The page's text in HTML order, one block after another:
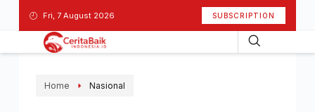
Fri, 7 August 2026 SUBSCRIPTION
Home Nasional